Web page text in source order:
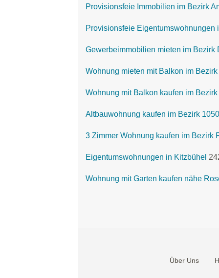
Provisionsfeie Immobilien im Bezirk
Provisionsfeie Eigentumswohnungen
Gewerbeimmobilien mieten im Bezirk
Wohnung mieten mit Balkon im
Wohnung mit Balkon kaufen im
Altbauwohnung kaufen im Bezirk
3 Zimmer Wohnung kaufen im Bezirk
Eigentumswohnungen in Kitzbühel
Wohnung mit Garten kaufen nähe
Über Uns